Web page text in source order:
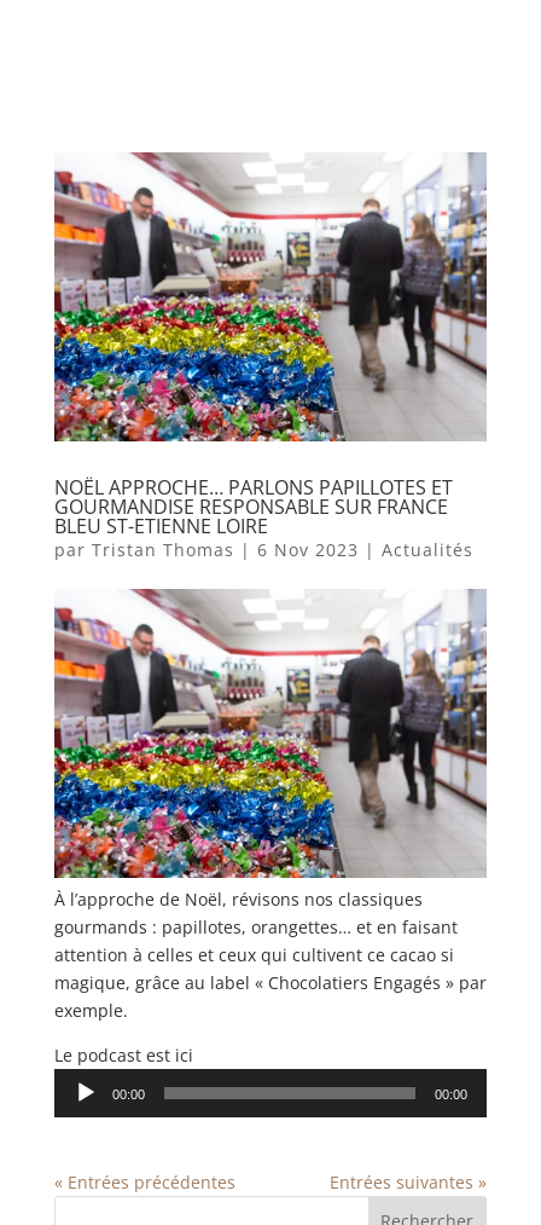
NOËL APPROCHE… PARLONS PAPILLOTES ET
GOURMANDISE RESPONSABLE SUR FRANCE
BLEU ST-ETIENNE LOIRE
par Tristan Thomas | 6 Nov 2023 | Actualités
À l’approche de Noël, révisons nos classiques
gourmands : papillotes, orangettes… et en faisant
attention à celles et ceux qui cultivent ce cacao si
magique, grâce au label « Chocolatiers Engagés » par
exemple.
Le podcast est ici
Lecteur
00:00 00:00
« Entrées précédentes
Entrées suivantes »